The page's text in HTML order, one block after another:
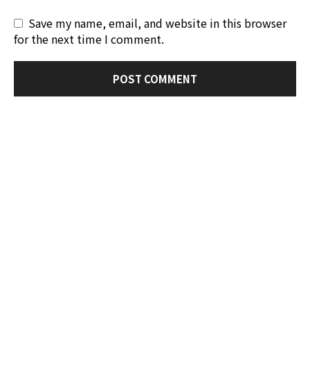
Save my name, email, and website in this browser
for the next time I comment.